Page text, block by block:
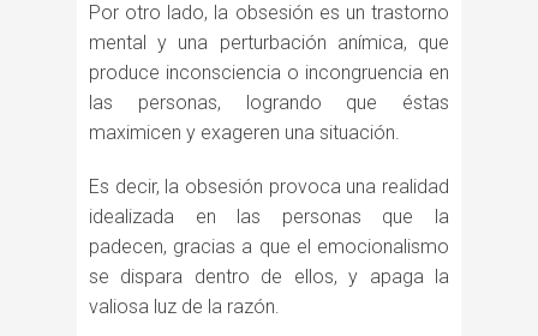
Por otro lado, la obsesión es un trastorno
mental y una perturbación anímica, que
produce inconsciencia o incongruencia en
las personas, logrando que éstas
maximicen y exageren una situación.
Es decir, la obsesión provoca una realidad
idealizada en las personas que la
padecen, gracias a que el emocionalismo
se dispara dentro de ellos, y apaga la
valiosa luz de la razón.